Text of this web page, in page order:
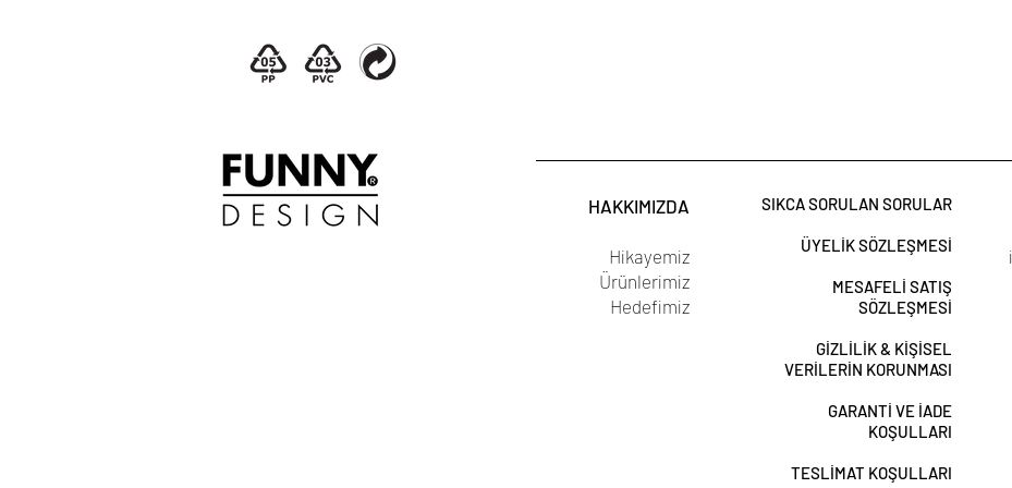
HAKKIMIZDA
Hikayemiz
Ürünlerimiz
Hedefimiz
SIKCA SORULAN SORULAR
ÜYELİK SÖZLEŞMESİ
MESAFELİ SATIŞ
SÖZLEŞMESİ
GİZLİLİK & KİŞİSEL
VERİLERİN KORUNMASI
GARANTİ VE İADE
KOŞULLARI
TESLİMAT KOŞULLARI